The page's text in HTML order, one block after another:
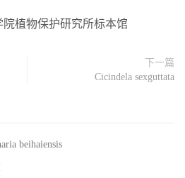
植物保护研究所标本馆
下一篇
Cicindela sexguttata
beihaiensis